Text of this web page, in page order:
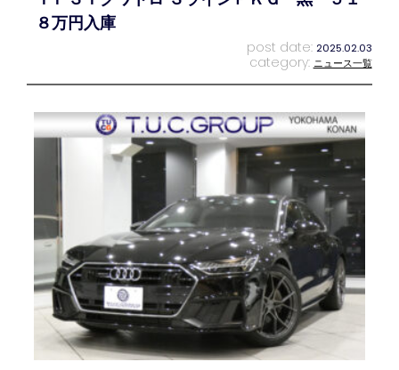
８万円入庫
post date: 2025.02.03
category: ニュース一覧